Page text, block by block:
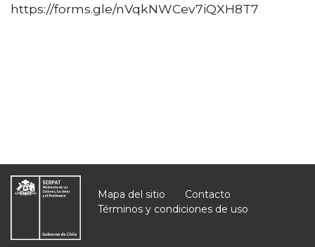
https://forms.gle/nVqkNWCev7iQXH8T7
Mapa del sitio
Contacto
Términos y condiciones de uso